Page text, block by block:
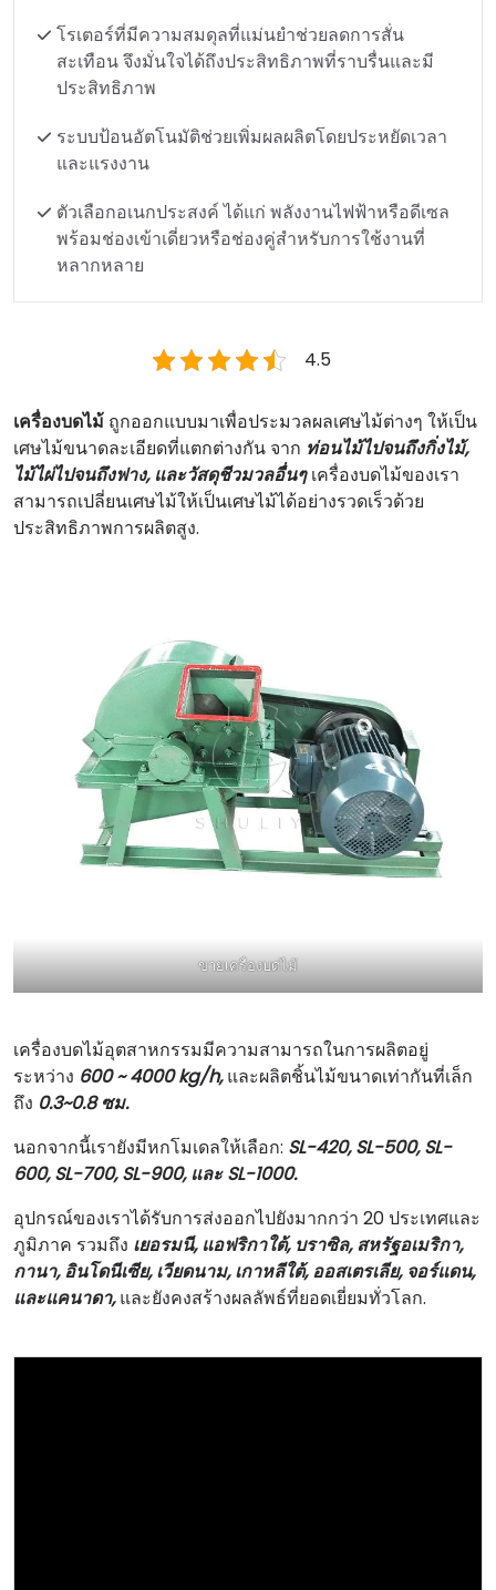
โรเตอร์ที่มีความสมดุลที่แม่นยำช่วยลดการสั่น
สะเทือน จึงมั่นใจได้ถึงประสิทธิภาพที่ราบรื่นและมี
ประสิทธิภาพ
ระบบป้อนอัตโนมัติช่วยเพิ่มผลผลิตโดยประหยัดเวลา
และแรงงาน
ตัวเลือกอเนกประสงค์ ได้แก่ พลังงานไฟฟ้าหรือดีเซล
พร้อมช่องเข้าเดี่ยวหรือช่องคู่สำหรับการใช้งานที่
หลากหลาย
4.5
เครื่องบดไม้ ถูกออกแบบมาเพื่อประมวลผลเศษไม้ต่างๆ ให้เป็น
เศษไม้ขนาดละเอียดที่แตกต่างกัน จาก ท่อนไม้ไปจนถึงกิ่งไม้,
ไม้ไผ่ไปจนถึงฟาง, และวัสดุชีวมวลอื่นๆเครื่องบดไม้ของเรา
สามารถเปลี่ยนเศษไม้ให้เป็นเศษไม้ได้อย่างรวดเร็วด้วย
ประสิทธิภาพการผลิตสูง.
ขายเครื่องบดไม้
เครื่องบดไม้อุตสาหกรรมมีความสามารถในการผลิตอยู่
ระหว่าง 600 ~ 4000 kg/h,และผลิตชิ้นไม้ขนาดเท่ากันที่เล็ก
ถึง 0.3~0.8 ซม.
นอกจากนี้เรายังมีหกโมเดลให้เลือก: SL-420, SL-500, SL-
600, SL-700, SL-900, และ SL-1000.
อุปกรณ์ของเราได้รับการส่งออกไปยังมากกว่า 20 ประเทศและ
ภูมิภาค รวมถึง เยอรมนี, แอฟริกาใต้, บราซิล, สหรัฐอเมริกา,
กานา, อินโดนีเซีย, เวียดนาม, เกาหลีใต้, ออสเตรเลีย, จอร์แดน,
และแคนาดา,และยังคงสร้างผลลัพธ์ที่ยอดเยี่ยมทั่วโลก.